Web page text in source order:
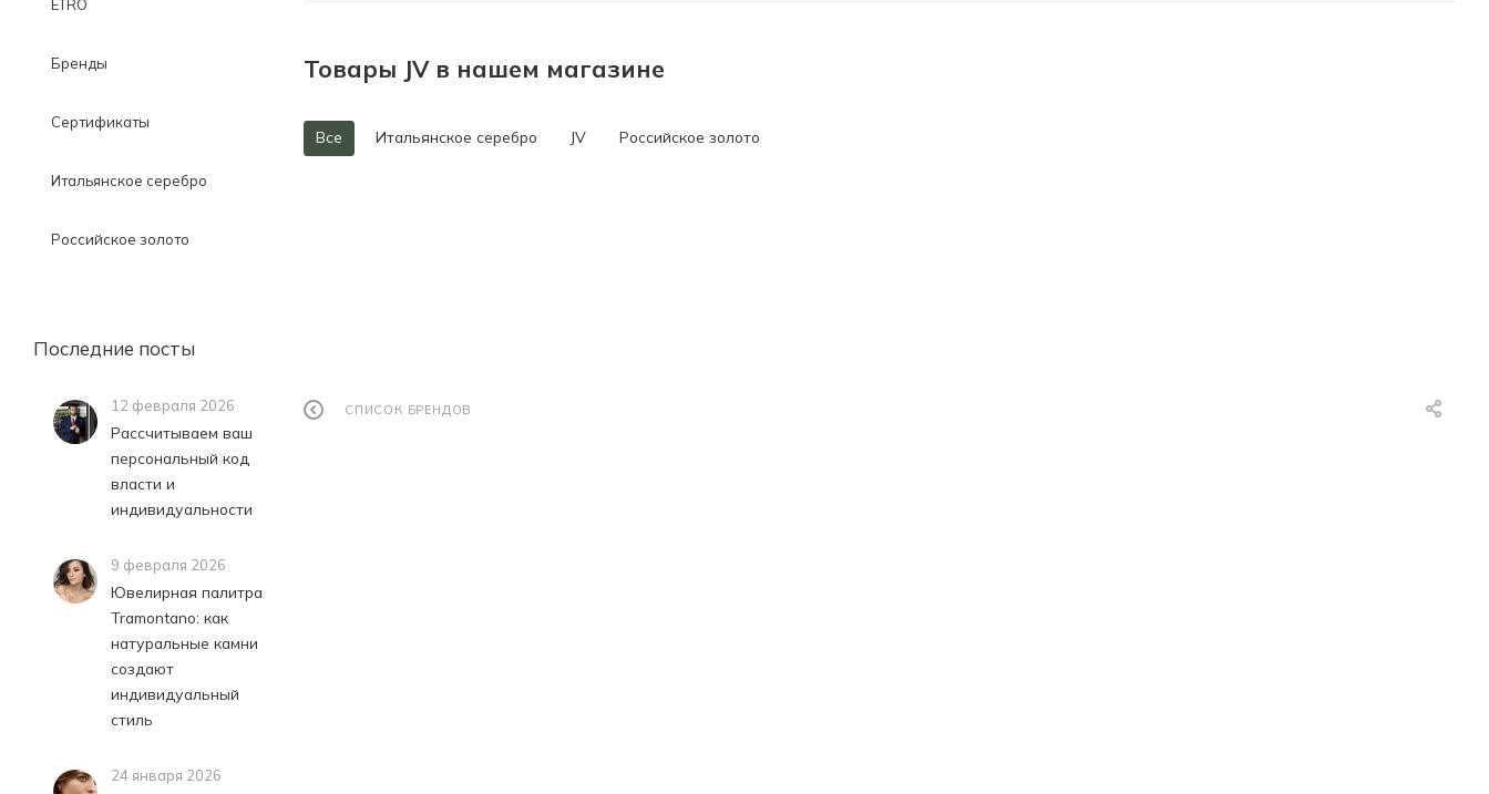
Товары JV в нашем магазине
Все Итальянское серебро JV Российское золото
СПИСОК БРЕНДОВ
ETRO
Бренды
Сертификаты
Итальянское серебро
Российское золото
Последние посты
12 февраля 2026
Рассчитываем ваш
персональный код
власти и
индивидуальности
9 февраля 2026
Ювелирная палитра
Tramontano: как
натуральные камни
создают
индивидуальный
стиль
24 января 2026